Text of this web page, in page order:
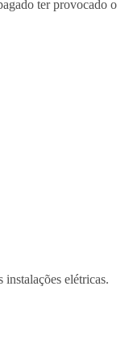
ter provocado o
elétricas.